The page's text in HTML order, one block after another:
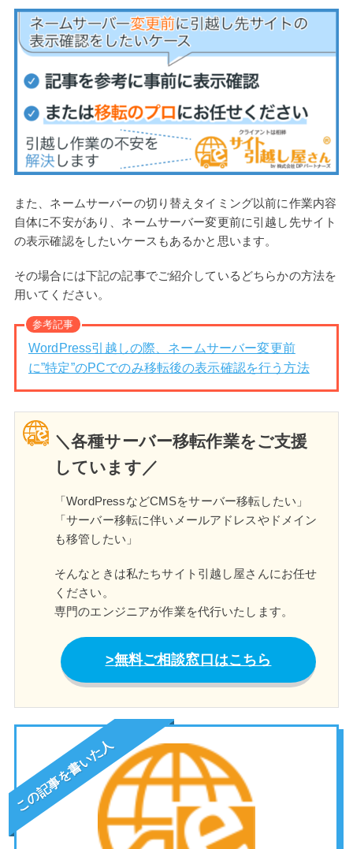
また、ネームサーバーの切り替えタイミング以前に作業内容
自体に不安があり、ネームサーバー変更前に引越し先サイト
の表示確認をしたいケースもあるかと思います。
その場合には下記の記事でご紹介しているどちらかの方法を
用いてください。
参考記事
WordPress引越しの際、ネームサーバー変更前
に”特定”のPCでのみ移転後の表示確認を行う方法
＼各種サーバー移転作業をご支援
しています／
「WordPressなどCMSをサーバー移転したい」
「サーバー移転に伴いメールアドレスやドメイン
も移管したい」
そんなときは私たちサイト引越し屋さんにお任せ
ください。
専門のエンジニアが作業を代行いたします。
無料ご相談窓口はこちら
この記事を書いた人